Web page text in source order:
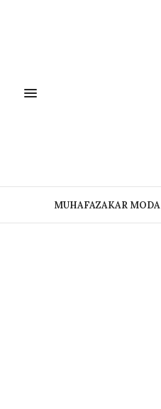
MUHAFAZAKAR MODA